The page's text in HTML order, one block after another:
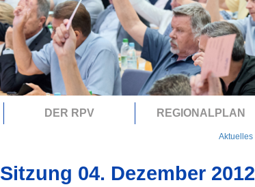
DER RPV REGIONALPLAN
Aktuelles
Sitzung 04. Dezember 2012